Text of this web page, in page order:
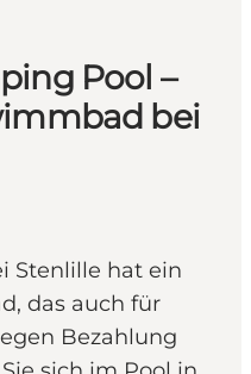
Pool –
bei
Stenlille hat ein
das auch für
Bezahlung